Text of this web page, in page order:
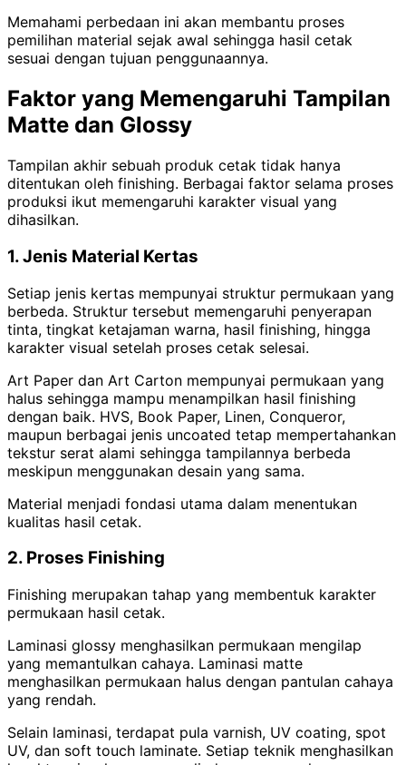
Memahami perbedaan ini akan membantu proses
pemilihan material sejak awal sehingga hasil cetak
sesuai dengan tujuan penggunaannya.
Faktor yang Memengaruhi Tampilan
Matte dan Glossy
Tampilan akhir sebuah produk cetak tidak hanya
ditentukan oleh finishing. Berbagai faktor selama proses
produksi ikut memengaruhi karakter visual yang
dihasilkan.
1. Jenis Material Kertas
Setiap jenis kertas mempunyai struktur permukaan yang
berbeda. Struktur tersebut memengaruhi penyerapan
tinta, tingkat ketajaman warna, hasil finishing, hingga
karakter visual setelah proses cetak selesai.
Art Paper dan Art Carton mempunyai permukaan yang
halus sehingga mampu menampilkan hasil finishing
dengan baik. HVS, Book Paper, Linen, Conqueror,
maupun berbagai jenis uncoated tetap mempertahankan
tekstur serat alami sehingga tampilannya berbeda
meskipun menggunakan desain yang sama.
Material menjadi fondasi utama dalam menentukan
kualitas hasil cetak.
2. Proses Finishing
Finishing merupakan tahap yang membentuk karakter
permukaan hasil cetak.
Laminasi glossy menghasilkan permukaan mengilap
yang memantulkan cahaya. Laminasi matte
menghasilkan permukaan halus dengan pantulan cahaya
yang rendah.
Selain laminasi, terdapat pula varnish, UV coating, spot
UV, dan soft touch laminate. Setiap teknik menghasilkan